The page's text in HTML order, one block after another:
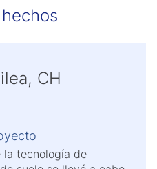
CH
la tecnología de